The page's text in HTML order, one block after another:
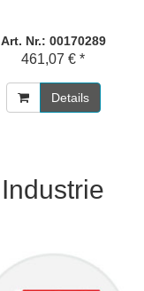
Art. Nr.: 00170289
461,07 € *
Details
Industrie